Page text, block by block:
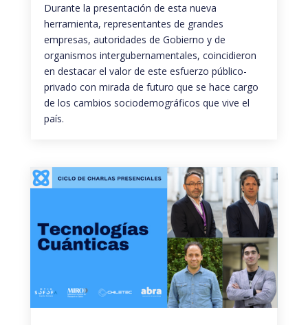
Durante la presentación de esta nueva
herramienta, representantes de grandes
empresas, autoridades de Gobierno y de
organismos intergubernamentales, coincidieron
en destacar el valor de este esfuerzo público-
privado con mirada de futuro que se hace cargo
de los cambios sociodemográficos que vive el
país.